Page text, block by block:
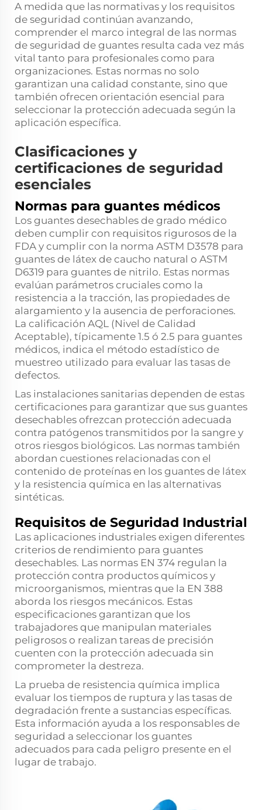
A medida que las normativas y los requisitos
de seguridad continúan avanzando,
comprender el marco integral de las normas
de seguridad de guantes resulta cada vez más
vital tanto para profesionales como para
organizaciones. Estas normas no solo
garantizan una calidad constante, sino que
también ofrecen orientación esencial para
seleccionar la protección adecuada según la
aplicación específica.
Clasificaciones y
certificaciones de seguridad
esenciales
Normas para guantes médicos
Los guantes desechables de grado médico
deben cumplir con requisitos rigurosos de la
FDA y cumplir con la norma ASTM D3578 para
guantes de látex de caucho natural o ASTM
D6319 para guantes de nitrilo. Estas normas
evalúan parámetros cruciales como la
resistencia a la tracción, las propiedades de
alargamiento y la ausencia de perforaciones.
La calificación AQL (Nivel de Calidad
Aceptable), típicamente 1.5 ó 2.5 para guantes
médicos, indica el método estadístico de
muestreo utilizado para evaluar las tasas de
defectos.
Las instalaciones sanitarias dependen de estas
certificaciones para garantizar que sus guantes
desechables ofrezcan protección adecuada
contra patógenos transmitidos por la sangre y
otros riesgos biológicos. Las normas también
abordan cuestiones relacionadas con el
contenido de proteínas en los guantes de látex
y la resistencia química en las alternativas
sintéticas.
Requisitos de Seguridad Industrial
Las aplicaciones industriales exigen diferentes
criterios de rendimiento para guantes
desechables. Las normas EN 374 regulan la
protección contra productos químicos y
microorganismos, mientras que la EN 388
aborda los riesgos mecánicos. Estas
especificaciones garantizan que los
trabajadores que manipulan materiales
peligrosos o realizan tareas de precisión
cuenten con la protección adecuada sin
comprometer la destreza.
La prueba de resistencia química implica
evaluar los tiempos de ruptura y las tasas de
degradación frente a sustancias específicas.
Esta información ayuda a los responsables de
seguridad a seleccionar los guantes
adecuados para cada peligro presente en el
lugar de trabajo.